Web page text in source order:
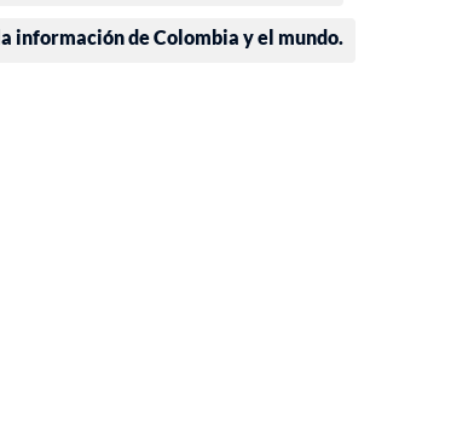
información de Colombia y el mundo.